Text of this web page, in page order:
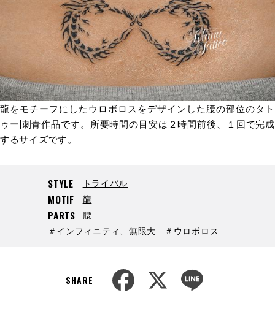
龍をモチーフにしたウロボロスをデザインした腰の部位のタト
ゥー|刺青作品です。所要時間の目安は２時間前後、１回で完成
するサイズです。
STYLE トライバル
MOTIF 龍
PARTS
腰
＃インフィニティ、無限大
＃ウロボロス
SHARE